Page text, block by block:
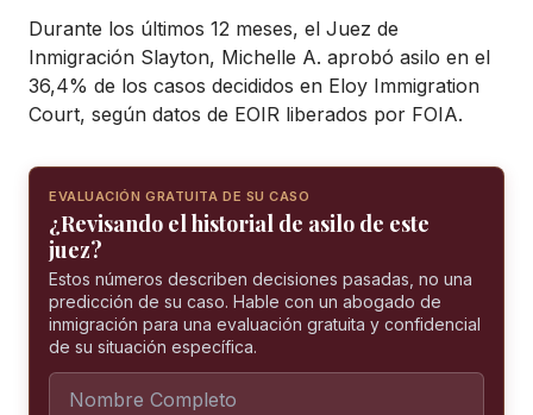
Durante los últimos 12 meses, el Juez de
Inmigración Slayton, Michelle A. aprobó asilo en el
36,4% de los casos decididos en Eloy Immigration
Court, según datos de EOIR liberados por FOIA.
EVALUACIÓN GRATUITA DE SU CASO
¿Revisando el historial de asilo de este
juez?
Estos números describen decisiones pasadas, no una
predicción de su caso. Hable con un abogado de
inmigración para una evaluación gratuita y confidencial
de su situación específica.